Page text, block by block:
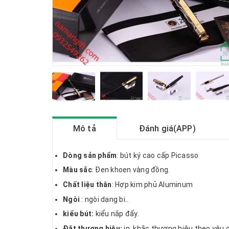
Mô tả Đánh giá(APP)
Dòng sản phẩm: bút ký cao cấp Picasso
Màu sắc: Đen khoen vàng đồng.
Chất liệu thân: Hợp kim phủ Aluminum
Ngòi : ngòi dạng bi..
kiểu bút: kiểu nắp đẩy.